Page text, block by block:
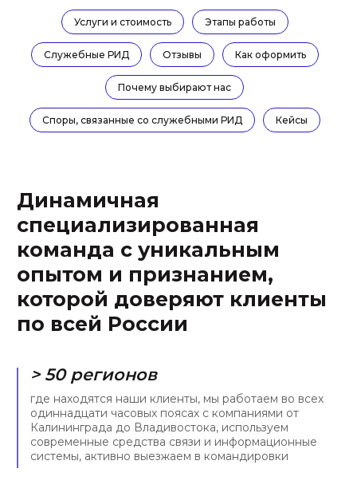
Услуги и стоимость Этапы работы
Служебные РИД Отзывы Как оформить
Почему выбирают нас
Споры, связанные со служебными РИД Кейсы
по всей России
> 50 регионов
где находятся наши клиенты, мы работаем во всех
одиннадцати часовых поясах с компаниями от
Калининграда до Владивостока, используем
современные средства связи и информационные
ДИНАМИЧНОСТЬ
< 3 час.
средний срок ответа на
запрос клиента по
стандартной задаче. С
специализации. Наш фокус
медицина и
интеллектуальная
КОМАНДА
11 чел.
мы — действительно
сплоченная команда
энтузиастов, средний стаж
УНИКАЛЬНОСТЬ
> 90 %
законов в ИТ-сфере было
принято после создания
фирмы. Мы запускали
телемедицинские сервисы
до 2018 и токенизировали
ОПЫТ
9 лет
средний юридический стаж
наших экспертов, мы
молодая, но уже зрелая
команда экспертов с
прочной позицией на
крупнейших компаний
доверяют нам свои
компании группы Сбера,
Яндекса, Технониколь, LG,